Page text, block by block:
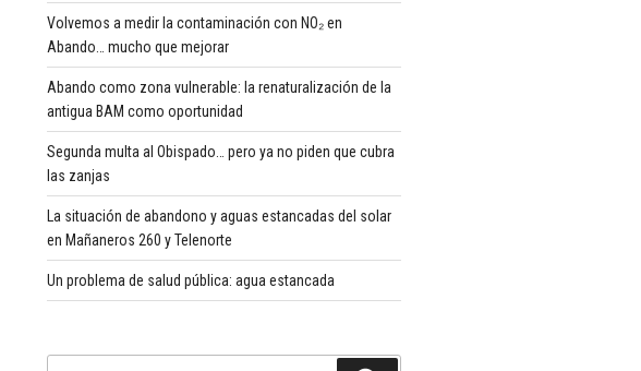
Volvemos a medir la contaminación con NO₂ en
Abando… mucho que mejorar
Abando como zona vulnerable: la renaturalización de la
antigua BAM como oportunidad
Segunda multa al Obispado… pero ya no piden que cubra
las zanjas
La situación de abandono y aguas estancadas del solar
en Mañaneros 260 y Telenorte
Un problema de salud pública: agua estancada